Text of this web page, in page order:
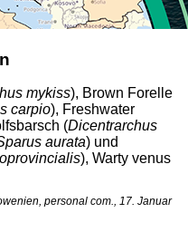
mykiss), Brown Forelle
carpio), Freshwater
(Dicentrarchus
aurata) und
), Warty venus
personal com., 17. Januar